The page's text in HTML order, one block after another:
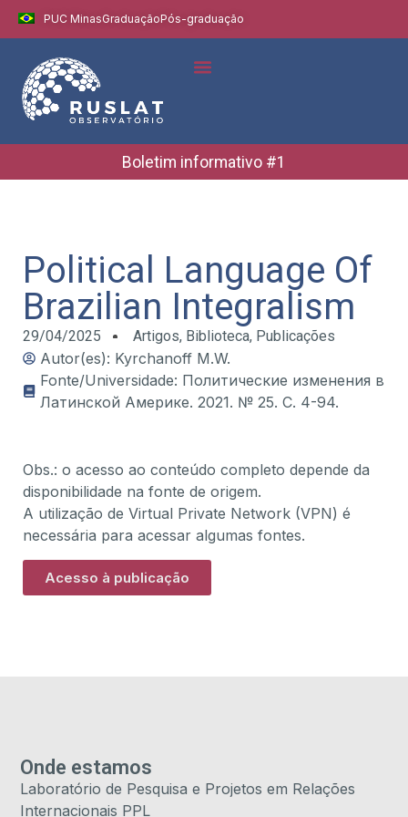
PUC MinasGraduaçãoPós-graduação
Boletim informativo #1
Political Language Of
Brazilian Integralism
29/04/2025 Artigos, Biblioteca, Publicações
Autor(es): Kyrchanoff M.W.
Fonte/Universidade: Политические изменения в
Латинской Америке. 2021. № 25. С. 4-94.
Obs.: o acesso ao conteúdo completo depende da
disponibilidade na fonte de origem.
A utilização de Virtual Private Network (VPN) é
necessária para acessar algumas fontes.
Acesso à publicação
Onde estamos
Laboratório de Pesquisa e Projetos em Relações
Internacionais PPL